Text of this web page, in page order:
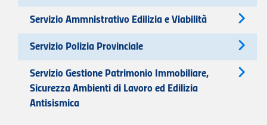
Servizio Ammnistrativo Edilizia e Viabilità
Servizio Polizia Provinciale
Servizio Gestione Patrimonio Immobiliare,
Sicurezza Ambienti di Lavoro ed Edilizia
Antisismica